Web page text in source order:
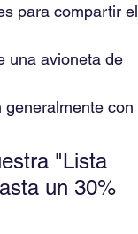
para compartir el
una avioneta de
con
"Lista
un 30%